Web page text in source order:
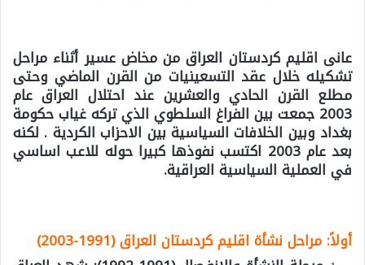
عانى اقليم كردستان العراق من مخاض عسير أثناء مراحل
تشكيله خلال عقد التسعينيات من القرن الماضي وحتى
مطلع القرن الحادي والعشرين عند احتلال العراق عام
2003 جمعت بين الفراغ السلطوي الذي تركه غياب حكومة
بغداد وبين الخلافات السياسية بين الاحزاب الكردية . لكنه
بعد عام 2003 اكتسب نفوذها كبيرا حوله للاعب اساسي
في العملية السياسية العراقية.
أولاً: مراحل نشأة اقليم كردستان العراق (1991-2003)